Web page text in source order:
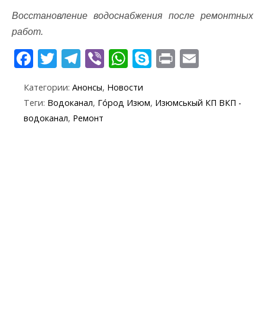
Восстановление водоснабжения после ремонтных
работ.
F
e
b
T
itt
er
T
e
gr
Vi
er
W
at
S
y
Pr
t ai
Категории: Анонсы, Новости
Теги: Водоканал, Го́род Изюм, Изюмськый КП ВКП -
водоканал, Ремонт